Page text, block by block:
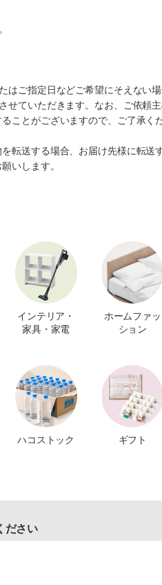
ご指定日などご希望にそえない場
せていただきます。なお、ご依頼
ことがございますので、ご了承くだ
転送する場合、お届け先様に転送
いします。
インテリア・
家具・家電
ホームファッ
ション
ハコストック ギフト
ださい